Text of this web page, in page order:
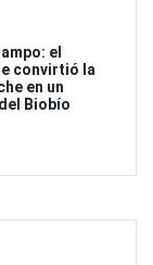
el
convirtió la
en un
Biobío